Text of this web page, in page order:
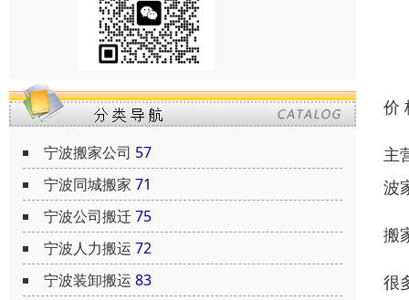
宁波搬家公司 57
宁波同城搬家 71
宁波公司搬迁75
宁波人力搬运 72
宁波装卸搬运 83
价
主
波
搬
很